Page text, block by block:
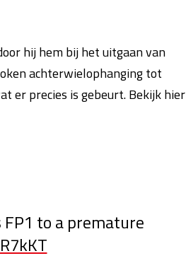
hij hem bij het uitgaan van
achterwielophanging tot
er precies is gebeurt. Bekijk hier
to a premature